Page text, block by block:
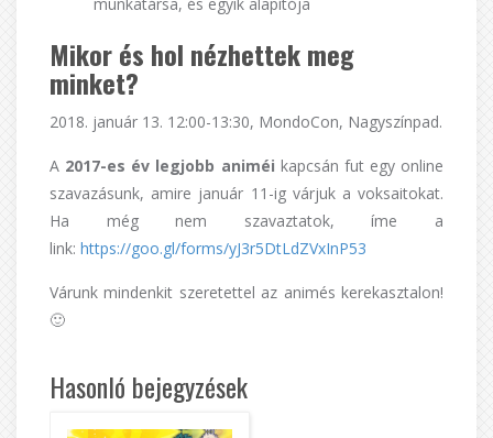
Mikor és hol nézhettek meg
minket?
2018. január 13. 12:00-13:30, MondoCon, Nagyszínpad.
A 2017-es év legjobb animéi kapcsán fut egy online
szavazásunk, amire január 11-ig várjuk a voksaitokat.
Ha még nem szavaztatok, íme a
link: https://goo.gl/forms/yJ3r5DtLdZVxInP53
Várunk mindenkit szeretettel az animés kerekasztalon!
🙂
Hasonló bejegyzések